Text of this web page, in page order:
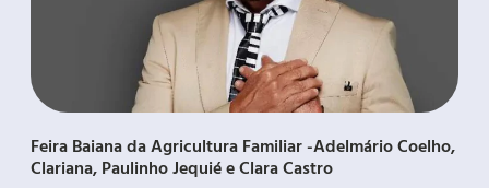
Feira Baiana da Agricultura Familiar -Adelmário Coelho,
Clariana, Paulinho Jequié e Clara Castro